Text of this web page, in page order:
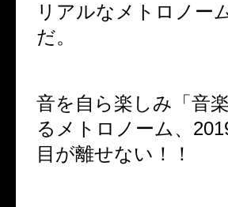
リアルなメトロノー
だ。
音を自ら楽しみ「音
るメトロノーム、
目が離せない！！